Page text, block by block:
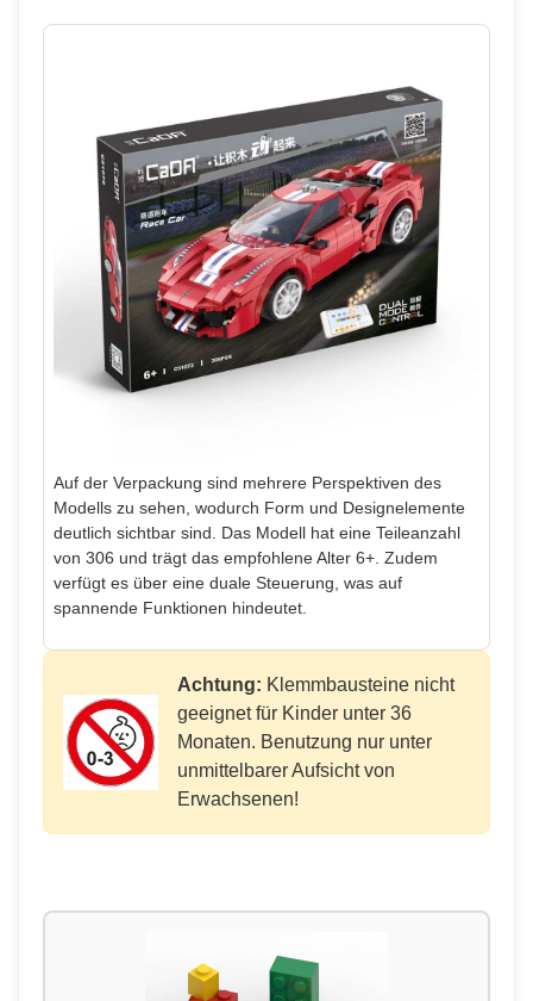
Auf der Verpackung sind mehrere Perspektiven des
Modells zu sehen, wodurch Form und Designelemente
deutlich sichtbar sind. Das Modell hat eine Teileanzahl
von 306 und trägt das empfohlene Alter 6+. Zudem
verfügt es über eine duale Steuerung, was auf
spannende Funktionen hindeutet.
Achtung: Klemmbausteine nicht
geeignet für Kinder unter 36
Monaten. Benutzung nur unter
unmittelbarer Aufsicht von
Erwachsenen!